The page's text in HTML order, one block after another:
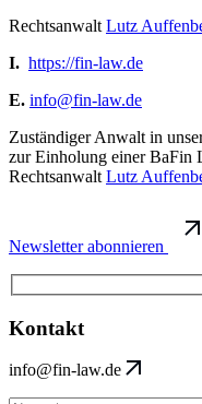
RechtsanwaltLutz
I. https://fin-law.de
E. info@fin-law.de
Zuständiger Anwalt in
zur Einholung einer BaFin
RechtsanwaltLutz
Newsletter abonnieren
Kontakt
info@fin-law.de